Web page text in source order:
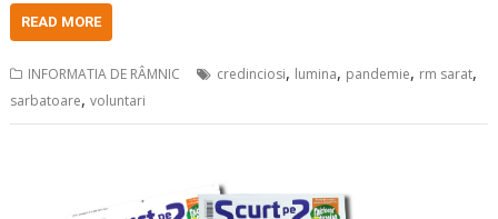
READ MORE
INFORMATIA DE RÂMNIC credinciosi, lumina, pandemie, rm sarat,
sarbatoare,voluntari